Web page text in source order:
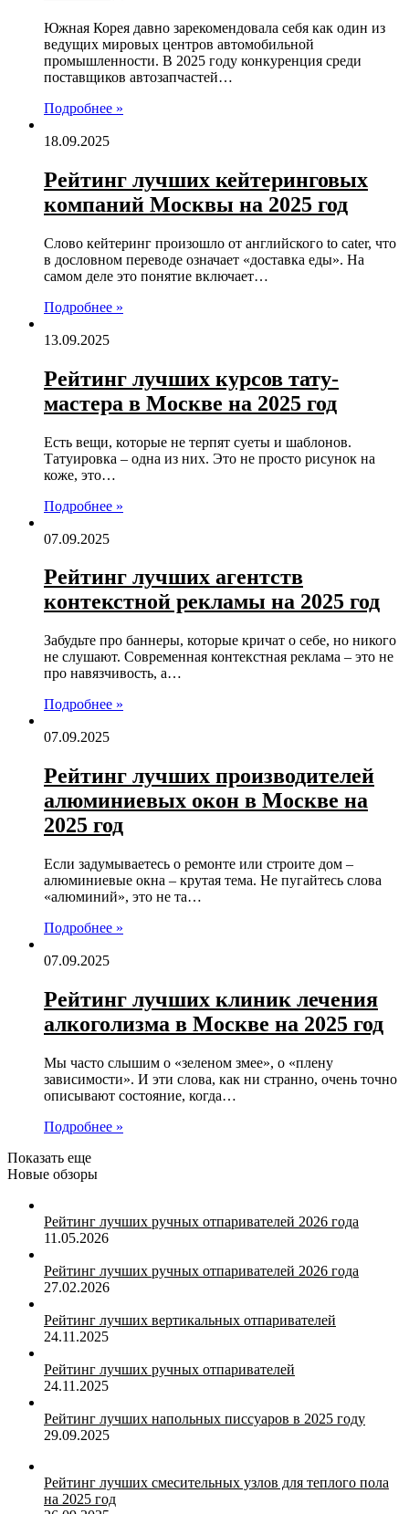
Южная Корея давно зарекомендовала себя как один из
ведущих мировых центров автомобильной
промышленности. В 2025 году конкуренция среди
поставщиков автозапчастей…
Подробнее »
18.09.2025
Рейтинг лучших кейтеринговых
компаний Москвы на 2025 год
Слово кейтеринг произошло от английского to cater, что
в дословном переводе означает «доставка еды». На
самом деле это понятие включает…
Подробнее »
13.09.2025
Рейтинг лучших курсов тату-
мастера в Москве на 2025 год
Есть вещи, которые не терпят суеты и шаблонов.
Татуировка – одна из них. Это не просто рисунок на
коже, это…
Подробнее »
07.09.2025
Рейтинг лучших агентств
контекстной рекламы на 2025 год
Забудьте про баннеры, которые кричат о себе, но никого
не слушают. Современная контекстная реклама – это не
про навязчивость, а…
Подробнее »
07.09.2025
Рейтинг лучших производителей
алюминиевых окон в Москве на
2025 год
Если задумываетесь о ремонте или строите дом –
алюминиевые окна – крутая тема. Не пугайтесь слова
«алюминий», это не та…
Подробнее »
07.09.2025
Рейтинг лучших клиник лечения
алкоголизма в Москве на 2025 год
Мы часто слышим о «зеленом змее», о «плену
зависимости». И эти слова, как ни странно, очень точно
описывают состояние, когда…
Подробнее »
Показать еще
Новые обзоры
Рейтинг лучших ручных отпаривателей 2026 года
11.05.2026
Рейтинг лучших ручных отпаривателей 2026 года
27.02.2026
Рейтинг лучших вертикальных отпаривателей
24.11.2025
Рейтинг лучших ручных отпаривателей
24.11.2025
Рейтинг лучших напольных писсуаров в 2025 году
29.09.2025
Рейтинг лучших смесительных узлов для теплого пола
на 2025 год